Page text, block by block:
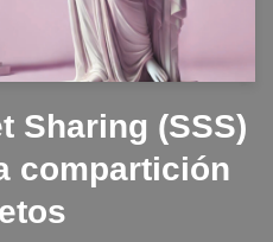
Sharing (SSS)
compartición